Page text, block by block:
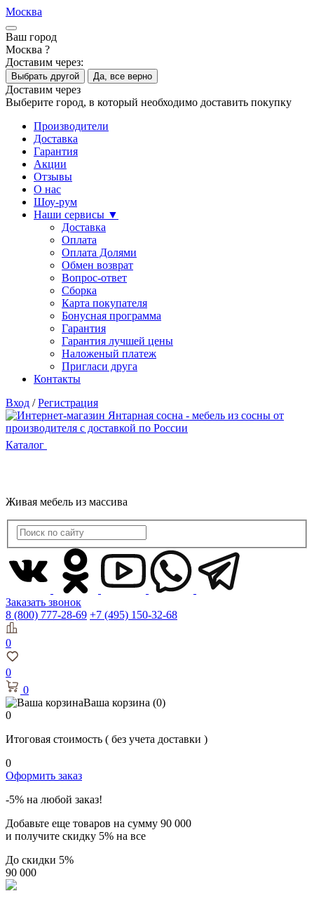
Москва
Ваш город
Москва ?
Доставим через:
Выбрать другой Да, все верно
Доставим через
Выберите город, в который необходимо доставить покупку
Производители
Доставка
Гарантия
Акции
Отзывы
О нас
Шоу-рум
Наши сервисы ▼
Доставка
Оплата
Оплата Долями
Обмен возврат
Вопрос-ответ
Сборка
Карта покупателя
Бонусная программа
Гарантия
Гарантия лучшей цены
Наложеный платеж
Пригласи друга
Контакты
Вход / Регистрация
Каталог
Живая мебель из массива
Заказать звонок
8 (800) 777-28-69 +7 (495) 150-32-68
0
0
0
Ваша корзина (0)
0
Итоговая стоимость ( без учета доставки )
0
Оформить заказ
-5% на любой заказ!
Добавьте еще товаров на сумму 90 000
и получите скидку 5% на все
До скидки 5%
90 000